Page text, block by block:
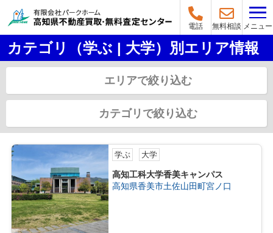
電話 無料相談 メニュー
カテゴリ（学ぶ | 大学）別エリア情報
エリアで絞り込む
カテゴリで絞り込む
学ぶ 大学
高知工科大学香美キャンパス
高知県香美市土佐山田町宮ノ口